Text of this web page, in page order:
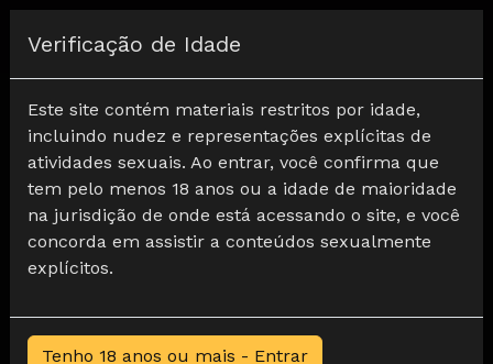
Verificação de Idade
Este site contém materiais restritos por idade,
incluindo nudez e representações explícitas de
atividades sexuais. Ao entrar, você confirma que
tem pelo menos 18 anos ou a idade de maioridade
na jurisdição de onde está acessando o site, e você
concorda em assistir a conteúdos sexualmente
explícitos.
Tenho 18 anos ou mais - Entrar